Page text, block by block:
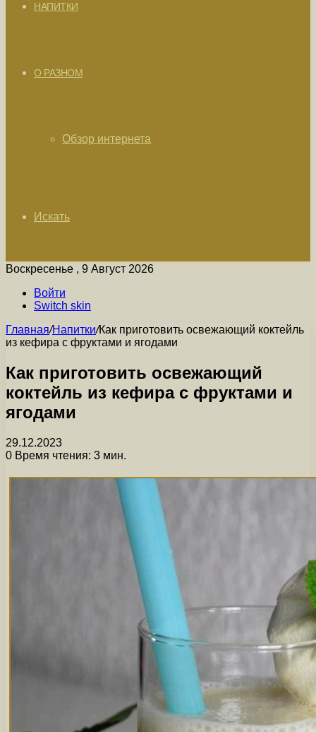
НАПИТКИ
О РАЗНОМ
Обзор интернета
Искать
Воскресенье , 9 Август 2026
Войти
Switch skin
Главная/Напитки/Как приготовить освежающий коктейль
из кефира с фруктами и ягодами
Как приготовить освежающий
коктейль из кефира с фруктами и
ягодами
29.12.2023
0 Время чтения: 3 мин.